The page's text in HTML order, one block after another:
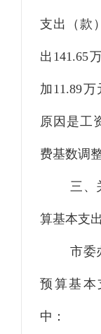
支出（款
出 141.65
加 11.89万
原因是工
费基数调
三、
算基本支
市委
预算基本
中：